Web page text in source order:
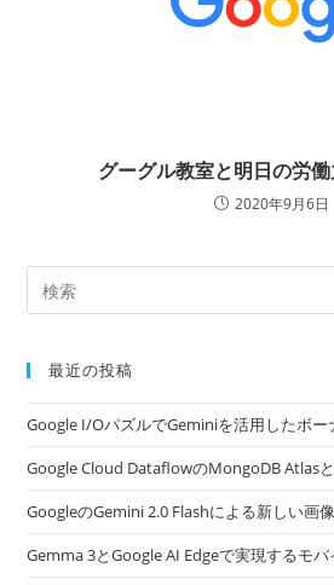
グーグル教室と明日の労
2020年9月6日
最近の投稿
Google I/OパズルでGeminiを活用したボ
Google Cloud DataflowのMongoDB Atlas
GoogleのGemini 2.0 Flashによる新しい画
Gemma 3とGoogle AI Edgeで実現するモ